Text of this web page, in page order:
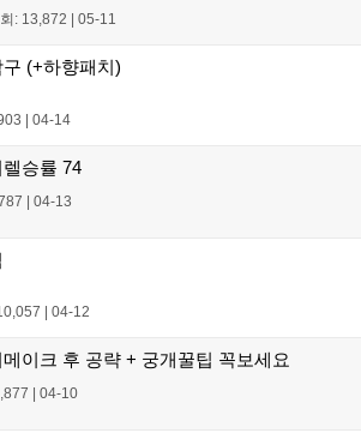
: 13,872 05-11
(+하향패치)
| 04-14
승률 74
| 04-13
04-12
이크 후 공략 + 궁개꿀팁 꼭보세요
04-10